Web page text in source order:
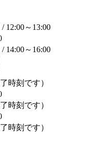
12:00～13:00
14:00～16:00
時刻です）
時刻です）
時刻です）